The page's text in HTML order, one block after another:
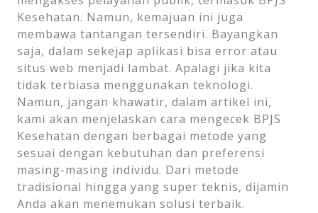
Kesehatan. Namun, kemajuan ini juga
membawa tantangan tersendiri. Bayangkan
saja, dalam sekejap aplikasi bisa error atau
situs web menjadi lambat. Apalagi jika kita
tidak terbiasa menggunakan teknologi.
Namun, jangan khawatir, dalam artikel ini,
kami akan menjelaskan cara mengecek BPJS
Kesehatan dengan berbagai metode yang
sesuai dengan kebutuhan dan preferensi
masing-masing individu. Dari metode
tradisional hingga yang super teknis, dijamin
Anda akan menemukan solusi terbaik.